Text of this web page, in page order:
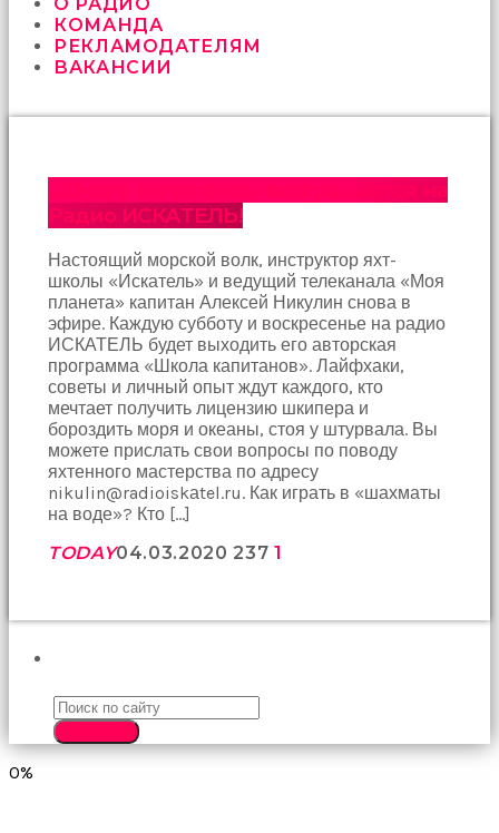
sex
hikayeleri
kızların
rahatlıyorlar
altyazılı
porno
yakın
arkadaş
sonu
birbirlerine
teşekkür
ederek
bunu
tekrar
yapmak
sözleşiyorlar
altyazılı
Arkadaşımın
gittiğimde
annesinin
bakmaktan
bir
şeye
О РАДИО
КОМАНДА
РЕКЛАМОДАТЕЛЯМ
ВАКАНСИИ
Радио ИСКАТЕЛЬ!
Настоящий морской волк, инструктор яхт-
школы «Искатель» и ведущий телеканала «Моя
планета» капитан Алексей Никулин снова в
эфире. Каждую субботу и воскресенье на радио
ИСКАТЕЛЬ будет выходить его авторская
программа «Школа капитанов». Лайфхаки,
советы и личный опыт ждут каждого, кто
мечтает получить лицензию шкипера и
бороздить моря и океаны, стоя у штурвала. Вы
можете прислать свои вопросы по поводу
яхтенного мастерства по адресу
nikulin@radioiskаtel.ru. Как играть в «шахматы
на воде»? Кто […]
TODAY04.03.2020 237 1
0%